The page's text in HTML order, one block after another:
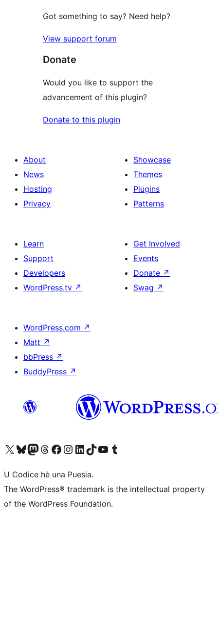
Got something to say? Need help?
View support forum
Donate
Would you like to support the
advancement of this plugin?
Donate to this plugin
About
News
Hosting
Privacy
Showcase
Themes
Plugins
Patterns
Learn
Support
Developers
WordPress.tv ↗
Get Involved
Events
Donate ↗
Swag ↗
WordPress.com ↗
Matt ↗
bbPress ↗
BuddyPress ↗
Visit our X (formerly Twitter) account
Visit our Bluesky account
Visit our Mastodon account
Visit our Threads account
Visit our Facebook page
Visit our Instagram account
Visit our LinkedIn account
Visit our TikTok account
Visit our YouTube channel
Visit our Tumblr account
U Codice hè una Puesia.
The WordPress® trademark is the intellectual property
of the WordPress Foundation.